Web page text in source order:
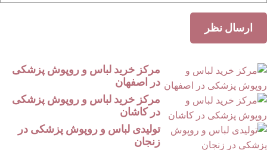
مرکز خرید لباس و روپوش پزشکی
در اصفهان
مرکز خرید لباس و روپوش پزشکی
در کاشان
تولیدی لباس و روپوش پزشکی در
زنجان